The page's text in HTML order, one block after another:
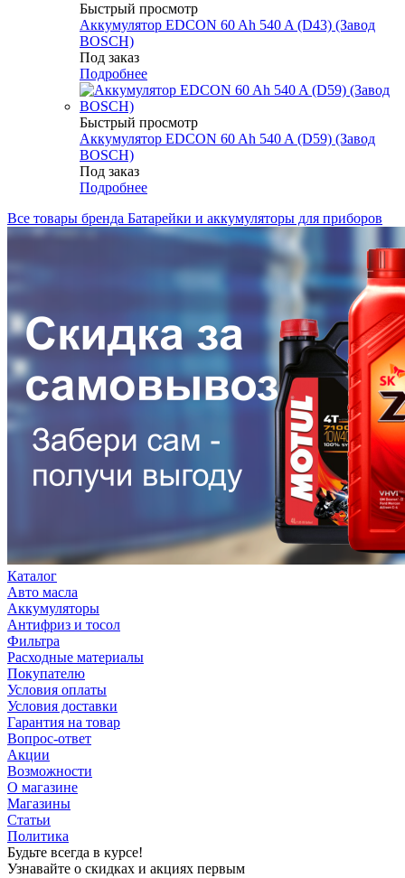
Быстрый просмотр
Аккумулятор EDCON 60 Ah 540 A (D43) (Завод
BOSCH)
Под заказ
Подробнее
Быстрый просмотр
Аккумулятор EDCON 60 Ah 540 A (D59) (Завод
BOSCH)
Под заказ
Подробнее
Все товары бренда Батарейки и аккумуляторы для приборов
Каталог
Авто масла
Аккумуляторы
Антифриз и тосол
Фильтра
Расходные материалы
Покупателю
Условия оплаты
Условия доставки
Гарантия на товар
Вопрос-ответ
Акции
Возможности
О магазине
Магазины
Статьи
Политика
Будьте всегда в курсе!
Узнавайте о скидках и акциях первым